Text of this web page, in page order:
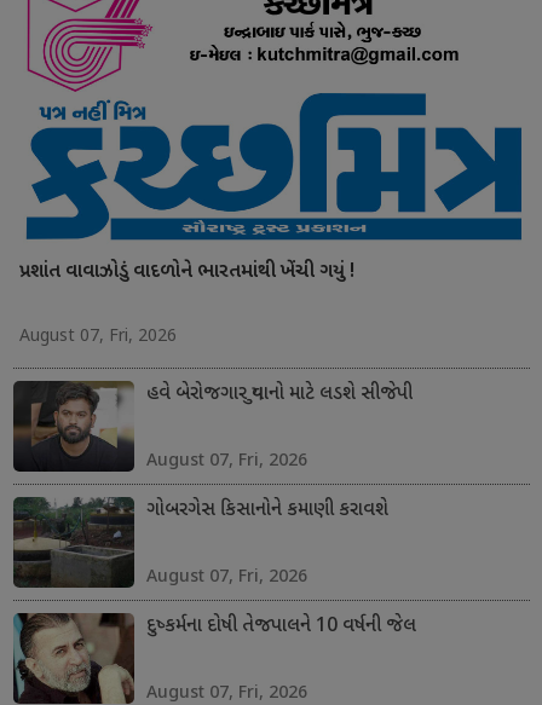
પ્રશાંત વાવાઝોડું વાદળોને ભારતમાંથી ખેંચી ગયું !
August 07, Fri, 2026
હવે બેરોજગાર યુવાનો માટે લડશે સીજેપી
August 07, Fri, 2026
ગોબરગેસ કિસાનોને કમાણી કરાવશે
August 07, Fri, 2026
દુષ્કર્મના દોષી તેજપાલને 10 વર્ષની જેલ
August 07, Fri, 2026